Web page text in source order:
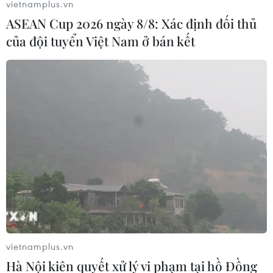
Miền Bắc giảm mưa từ đêm
nay, cuối tuần chuyển nắng nóng
07/08/2026 04:41
Xuất hiện áp thấp nhiệt đới trên khu
Lào Cai khẩn trương tìm kiếm 2
người mất tích do mưa lũ
07/08/2026 03:04
vietnamplus.vn
ASEAN Cup 2026 ngày 8/8: Xác định đối thủ
của đội tuyển Việt Nam ở bán kết
vietnamplus.vn
Hà Nội kiên quyết xử lý vi phạm tại hồ Đồng